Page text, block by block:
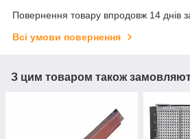
Повернення товару впродовж 14 днів
Всі умови повернення
З цим товаром також